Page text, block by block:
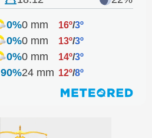
0%0 mm 16º/3º
0%0 mm 13º/3º
0%0 mm 14º/3º
90%24 mm 12º/8º